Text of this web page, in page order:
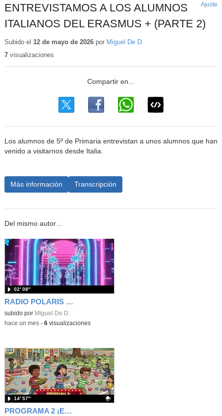
ENTREVISTAMOS A LOS ALUMNOS
ITALIANOS DEL ERASMUS + (PARTE 2)
Ajuste
Subido el 12 de mayo de 2026por Miguel De D.
7visualizaciones
Los alumnos de 5º de Primaria entrevistan a unos alumnos que han
venido a visitarnos desde Italia.
Más información Transcripción
Del mismo autor…
RADIO POLARIS - SONRÍE UN POCO - PROGRAMA 2 - CHISTES
subido por Miguel De D.
02′ 08″
-hace un mes- 6visualizaciones
PROGRAMA 2 ¡EH, QUE SE ACABA EL CURSO! - RADIO POLARIS
14′ 57″